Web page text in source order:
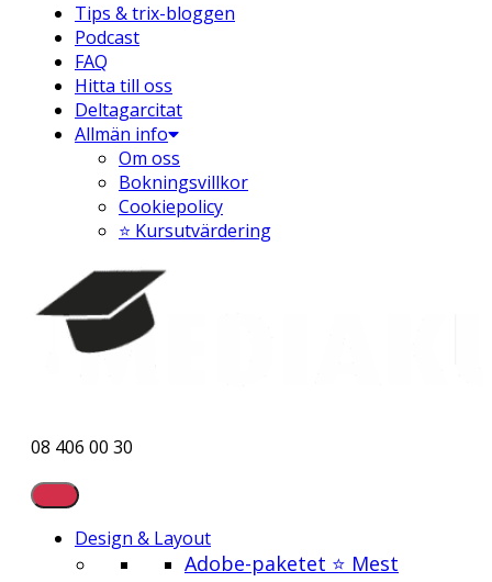
Tips & trix-bloggen
Podcast
FAQ
Hitta till oss
Deltagarcitat
Allmän info
Om oss
Bokningsvillkor
Cookiepolicy
⭐ Kursutvärdering
08 406 00 30
Design & Layout
Adobe-paketet ⭐ Mest